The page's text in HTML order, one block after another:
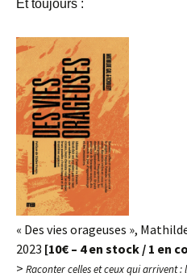
Et toujours :
« Des vies orageuses »,
2023 [10€ – 4 en stock / 1 en
> Raconter celles et ceux qui arrivent :